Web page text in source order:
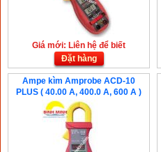
Giá mới: Liên hệ để biết
Đặt hàng
Ampe kìm Amprobe ACD-10
PLUS ( 40.00 A, 400.0 A, 600 A )